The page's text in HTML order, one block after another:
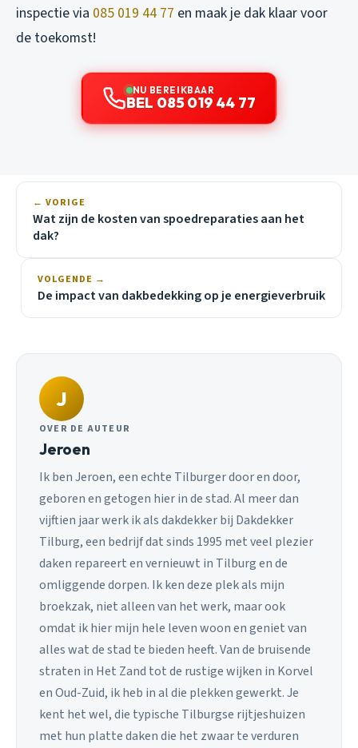
inspectie via 085 019 44 77 en maak je dak klaar voor
de toekomst!
NU BEREIKBAAR
BEL 085 019 44 77
← VORIGE
Wat zijn de kosten van spoedreparaties aan het
dak?
VOLGENDE →
De impact van dakbedekking op je energieverbruik
J
OVER DE AUTEUR
Jeroen
Ik ben Jeroen, een echte Tilburger door en door,
geboren en getogen hier in de stad. Al meer dan
vijftien jaar werk ik als dakdekker bij Dakdekker
Tilburg, een bedrijf dat sinds 1995 met veel plezier
daken repareert en vernieuwt in Tilburg en de
omliggende dorpen. Ik ken deze plek als mijn
broekzak, niet alleen van het werk, maar ook
omdat ik hier mijn hele leven woon en geniet van
alles wat de stad te bieden heeft. Van de bruisende
straten in Het Zand tot de rustige wijken in Korvel
en Oud-Zuid, ik heb in al die plekken gewerkt. Je
kent het wel, die typische Tilburgse rijtjeshuizen
met hun platte daken die het zwaar te verduren